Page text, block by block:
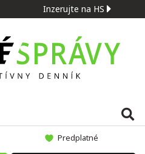
Inzerujte na HS
Predplatné